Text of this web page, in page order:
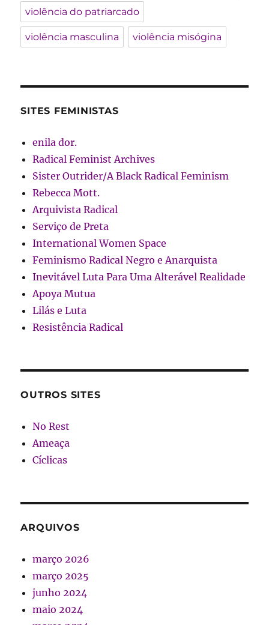
violência do patriarcado
violência masculina violência misógina
SITES FEMINISTAS
enila dor.
Radical Feminist Archives
Sister Outrider/A Black Radical Feminism
Rebecca Mott.
Arquivista Radical
Serviço de Preta
International Women Space
Feminismo Radical Negro e Anarquista
Inevitável Luta Para Uma Alterável Realidade
Apoya Mutua
Lilás e Luta
Resistência Radical
OUTROS SITES
No Rest
Ameaça
Cíclicas
ARQUIVOS
março 2026
março 2025
junho 2024
maio 2024